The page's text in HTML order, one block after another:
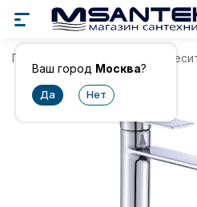
Ваш город Москва?
Главная